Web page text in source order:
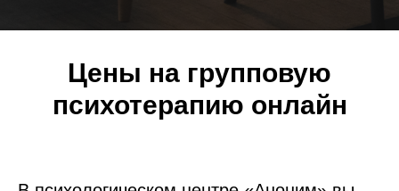
Цены на групповую
психотерапию онлайн